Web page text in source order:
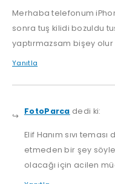
Merhaba telefonum
sonra tuş kilidi bozuldu
yaptırmazsam bişey olur
Yanıtla
FotoParca dedi ki:
Elif Hanım sıvı
etmeden bir şey
olacağı için acilen